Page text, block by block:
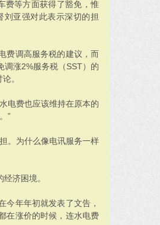
费等方面获得了豁免，惟
亚强对此表示深切的担
费调高服务税的建议，而
调涨2%服务税（SST）的
。
电费也应该维持在原本的
”
。为什么像电讯服务一样
济困境。
今年年初就发表了文告，
在涨价的时候，连水电费